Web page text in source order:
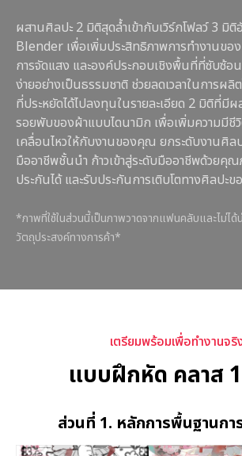
ผสานศิลปะ 2 มิติสุดล้ำเข้ากับเวิร์กโฟลว์ 3 มิ
Blender เพื่อเพิ่มประสิทธิภาพการทำงานข
การจัดแสง และองค์ประกอบเชิงพื้นที่ที่ซับซ้อน
ง่ายอย่างเป็นธรรมชาติ ช่วยลดเวลาในการผลิ
ที่ประหยัดได้ไปลงทุนในรายละเอียด 2 มิติที่มี
รอยพับของผ้าแบบไดนามิก เพื่อเพิ่มความมีชีวิ
เคลื่อนไหวให้กับงานของคุณ ยกระดับงานศิล
มืออาชีพชั้นนำ ก้าวเข้าสู่ระดับมืออาชีพด้วยคุ
ประกันได้ และรับประกันการเติบโตทางศิลปะ
*ภาพที่ใช้ในส่วนนี้เป็นภาพวาดจากแฟนคลับและไม่ได้
วัตถุประสงค์ทางการค้า*
เตรียมพร้อมเพื่อทำงานจริ
แบบฝึกหัด คลาส
ส่วนที่ 1. หลักการพื้นฐานกา